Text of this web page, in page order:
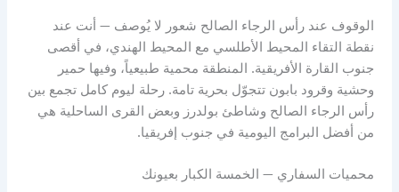
الوقوف عند رأس الرجاء الصالح شعور لا يُوصف — أنت عند
نقطة التقاء المحيط الأطلسي مع المحيط الهندي، في أقصى
جنوب القارة الأفريقية. المنطقة محمية طبيعياً، وفيها حمير
وحشية وقرود بابون تتجوّل بحرية تامة. رحلة ليوم كامل تجمع بين
رأس الرجاء الصالح وشاطئ بولدرز وبعض القرى الساحلية هي
من أفضل البرامج اليومية في جنوب إفريقيا.
محميات السفاري — الخمسة الكبار بعيونك